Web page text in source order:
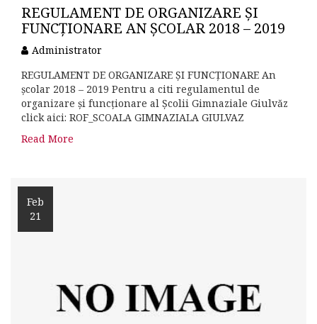
REGULAMENT DE ORGANIZARE ȘI
FUNCȚIONARE AN ȘCOLAR 2018 – 2019
Administrator
REGULAMENT DE ORGANIZARE ȘI FUNCȚIONARE An
școlar 2018 – 2019 Pentru a citi regulamentul de
organizare și funcționare al Școlii Gimnaziale Giulvăz
click aici: ROF_SCOALA GIMNAZIALA GIULVAZ
Read More
Feb
21